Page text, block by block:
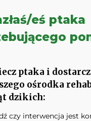
eś ptaka
ptaka i
ośrodka
dzikich:
czy interwencja jest